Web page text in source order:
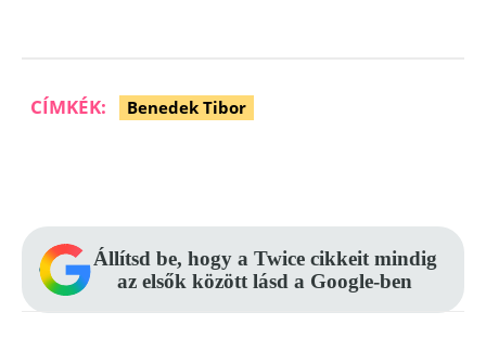
CÍMKÉK: Benedek Tibor
Állítsd be, hogy a Twice cikkeit mindig
az elsők között lásd a Google-ben